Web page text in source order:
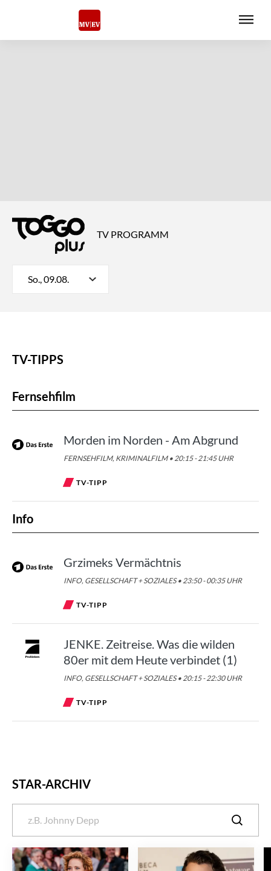
TV PROGRAMM
So., 09.08.
TV-TIPPS
Fernsehfilm
Morden im Norden - Am Abgrund
FERNSEHFILM, KRIMINALFILM • 20:15 - 21:45 UHR
TV-TIPP
Info
Grzimeks Vermächtnis
INFO, GESELLSCHAFT + SOZIALES • 23:50 - 00:35 UHR
TV-TIPP
JENKE. Zeitreise. Was die wilden
80er mit dem Heute verbindet (1)
INFO, GESELLSCHAFT + SOZIALES • 20:15 - 22:30 UHR
TV-TIPP
STAR-ARCHIV